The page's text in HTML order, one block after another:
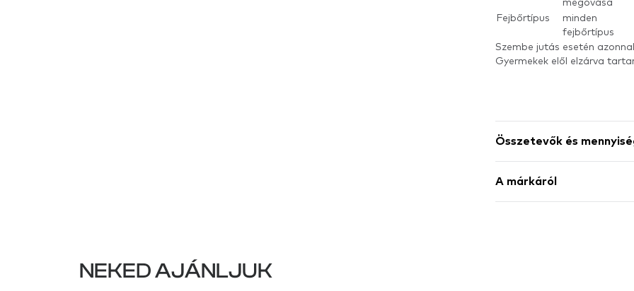
Fejbőrtípus
minden
fejbőrtípus
Szembe jutás esetén
Gyermekek elől elzárva
Összetevők és
A márkáról
NEKED AJÁNLJUK